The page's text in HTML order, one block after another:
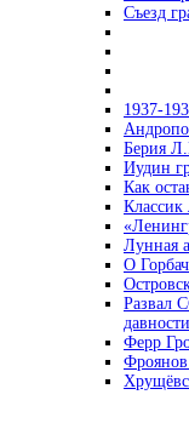
Съезд
1937-
Берия
Иудин
Как
Лунная
О
Развал
давности
Ферр